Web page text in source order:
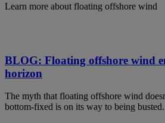
Learn more about floating offshore wind
BLOG: Floating offshore wind
horizon
The myth that floating offshore wind
bottom-fixed is on its way to being busted.